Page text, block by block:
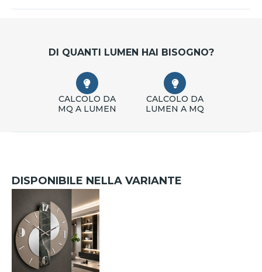
DI QUANTI LUMEN HAI BISOGNO?
CALCOLO DA
MQ A LUMEN
CALCOLO DA
LUMEN A MQ
DISPONIBILE NELLA VARIANTE